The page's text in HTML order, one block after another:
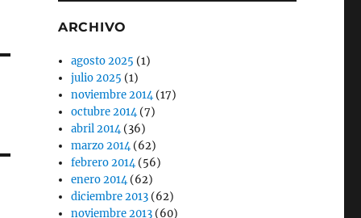
ARCHIVO
agosto 2025 (1)
julio 2025 (1)
noviembre 2014(17)
octubre 2014(7)
abril 2014(36)
marzo 2014(62)
febrero 2014(56)
enero 2014(62)
diciembre 2013 (62)
noviembre 2013 (60)